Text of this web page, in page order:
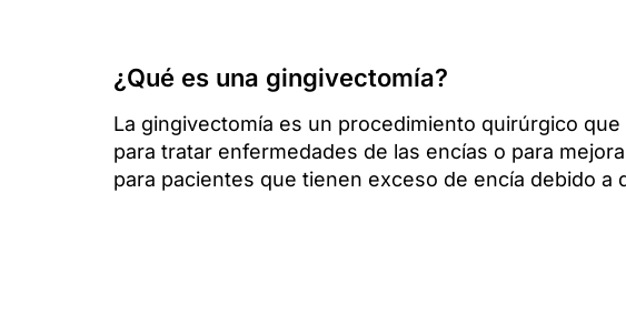
¿Qué es una gingivectomía?
La gingivectomía es un procedimiento quirúrgico
para tratar enfermedades de las encías o para
para pacientes que tienen exceso de encía debido